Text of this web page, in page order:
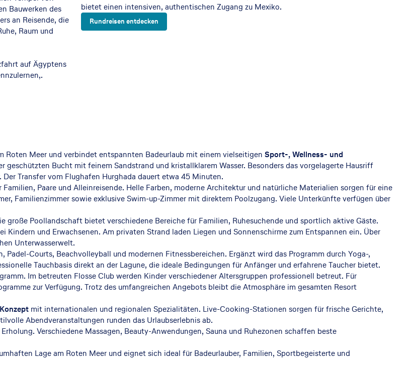
Bauwerken des
an Reisende, die
Raum und
auf Ägyptens
bietet einen intensiven, authentischen Zugang zu Mexiko.
Rundreisen entdecken
Roten Meer und verbindet entspannten Badeurlaub mit einem vielseitigen Sport-, Wellness- und
geschützten Bucht mit feinem Sandstrand und kristallklarem Wasser. Besonders das vorgelagerte Hausriff
Transfer vom Flughafen Hurghada dauert etwa 45 Minuten.
Paare und Alleinreisende. Helle Farben, moderne Architektur und natürliche Materialien sorgen für eine
Familienzimmer sowie exklusive Swim-up-Zimmer mit direktem Poolzugang. Viele Unterkünfte verfügen über
Poollandschaft bietet verschiedene Bereiche für Familien, Ruhesuchende und sportlich aktive Gäste.
Kindern und Erwachsenen. Am privaten Strand laden Liegen und Sonnenschirme zum Entspannen ein. Über
Unterwasserwelt.
Courts, Beachvolleyball und modernen Fitnessbereichen. Ergänzt wird das Programm durch Yoga-,
Tauchbasis direkt an der Lagune, die ideale Bedingungen für Anfänger und erfahrene Taucher bietet.
Im betreuten Flosse Club werden Kinder verschiedener Altersgruppen professionell betreut. Für
zur Verfügung. Trotz des umfangreichen Angebots bleibt die Atmosphäre im gesamten Resort
mit internationalen und regionalen Spezialitäten. Live-Cooking-Stationen sorgen für frische Gerichte,
Abendveranstaltungen runden das Urlaubserlebnis ab.
Verschiedene Massagen, Beauty-Anwendungen, Sauna und Ruhezonen schaffen beste
Lage am Roten Meer und eignet sich ideal für Badeurlauber, Familien, Sportbegeisterte und